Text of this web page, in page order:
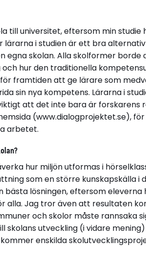
till universitet, eftersom min studie
i studien är ett bra
skolan. Alla skolformer borde
hur den traditionella
framtiden att ge lärare som
sin nya kompetens. Lärarna i
att det inte bara är forskarens
(www.dialogprojektet.se),
arbetet.
hur miljön utformas i
som en större kunskapskälla
lösningen, eftersom eleverna
alla. Jag tror även att resultaten
och skolor måste rannsaka
skolans utveckling (i vidare
enskilda